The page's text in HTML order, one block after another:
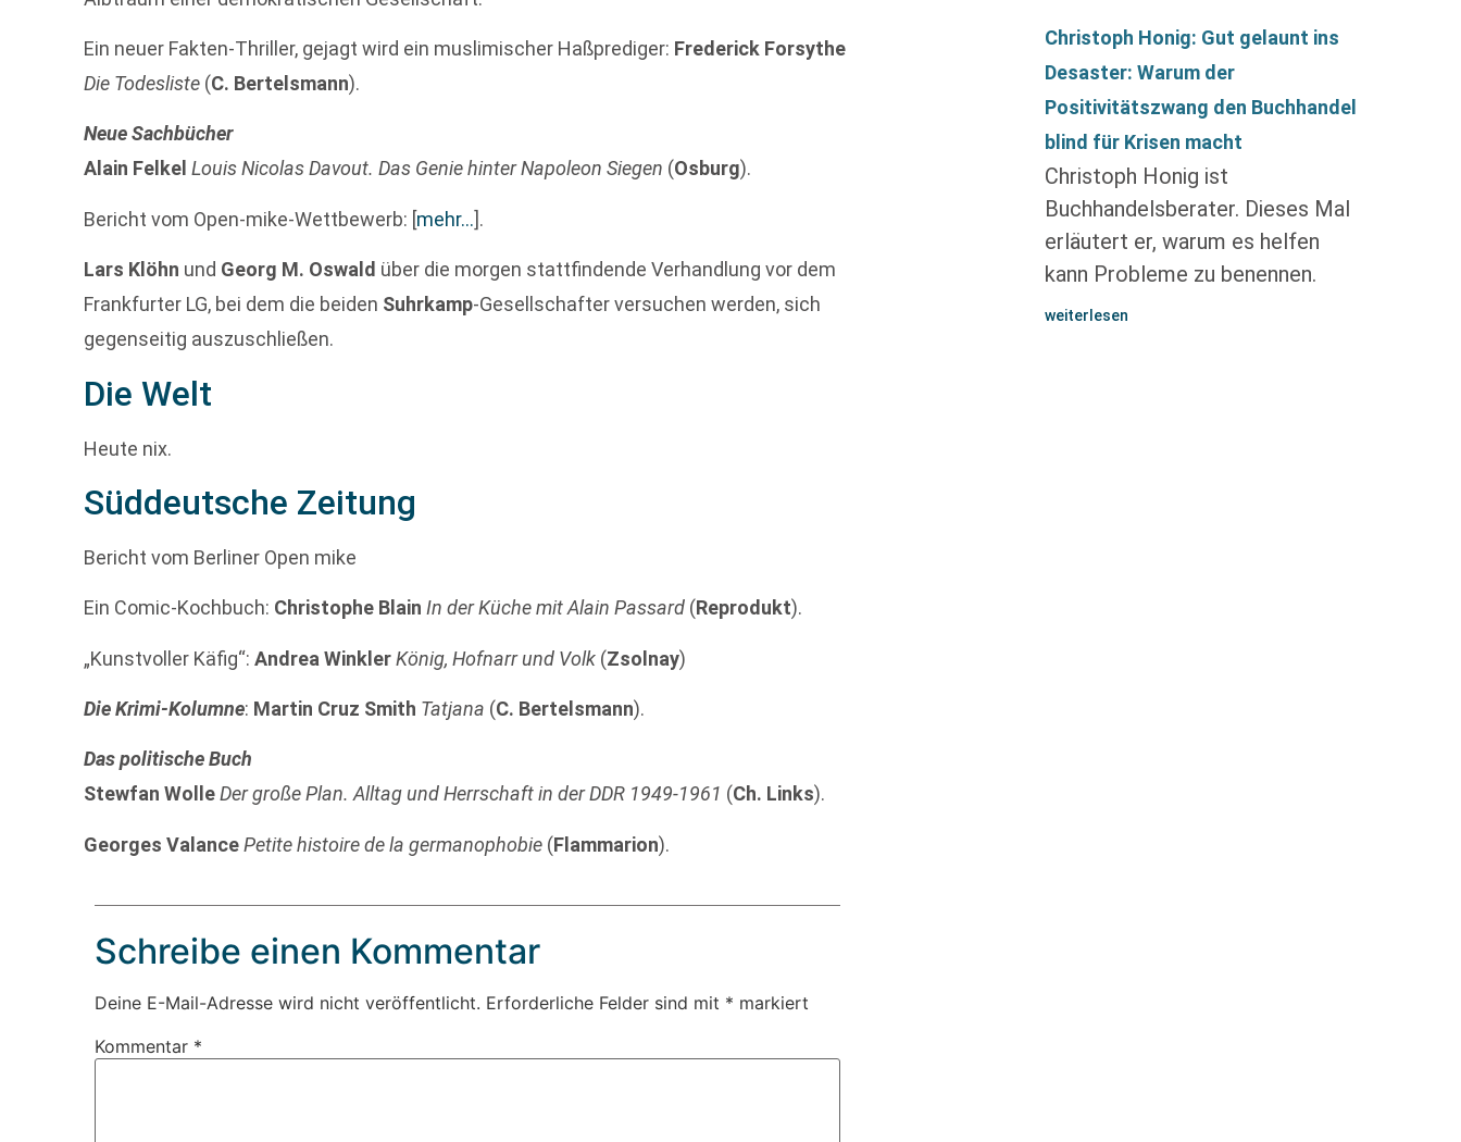
Ein neuer Fakten-Thriller, gejagt wird ein muslimischer Haßprediger: Frederick Forsythe
Die Todesliste (C. Bertelsmann).
Neue Sachbücher
Alain Felkel Louis Nicolas Davout. Das Genie hinter Napoleon Siegen (Osburg).
Bericht vom Open-mike-Wettbewerb: [mehr…].
Lars Klöhn und Georg M. Oswald über die morgen stattfindende Verhandlung vor dem
Frankfurter LG, bei dem die beiden Suhrkamp-Gesellschafter versuchen werden, sich
gegenseitig auszuschließen.
Die Welt
Heute nix.
Süddeutsche Zeitung
Bericht vom Berliner Open mike
Ein Comic-Kochbuch: Christophe Blain In der Küche mit Alain Passard (Reprodukt).
„Kunstvoller Käfig“:Andrea Winkler König, Hofnarr und Volk (Zsolnay)
Die Krimi-Kolumne: Martin Cruz Smith Tatjana (C. Bertelsmann).
Das politische Buch
Stewfan Wolle Der große Plan. Alltag und Herrschaft in der DDR 1949-1961 (Ch. Links).
Georges Valance Petite histoire de la germanophobie (Flammarion).
Schreibe einen Kommentar
Deine E-Mail-Adresse wird nicht veröffentlicht. Erforderliche Felder sind mit * markiert
Kommentar *
Christoph Honig: Gut gelaunt ins
Desaster: Warum der
Positivitätszwang den Buchhandel
blind für Krisen macht
Christoph Honig ist
Buchhandelsberater. Dieses Mal
erläutert er, warum es helfen
kann Probleme zu benennen.
weiterlesen